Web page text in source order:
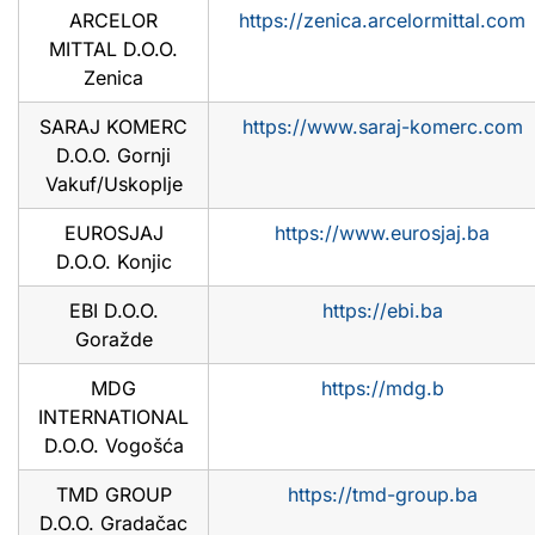
ARCELOR
MITTAL D.O.O.
Zenica
https://zenica.arcelormittal.com
SARAJ KOMERC
D.O.O. Gornji
Vakuf/Uskoplje
https://www.saraj-komerc.com
EUROSJAJ
D.O.O. Konjic
https://www.eurosjaj.ba
EBI D.O.O.
Goražde
https://ebi.ba
MDG
INTERNATIONAL
D.O.O. Vogošća
https://mdg.b
TMD GROUP
D.O.O. Gradačac
https://tmd-group.ba